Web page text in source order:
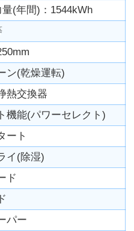
(年間)：1544kWh
ン(乾燥運転)
熱交換器
機能(パワーセレクト)
ート
イ(除湿)
ド
パー